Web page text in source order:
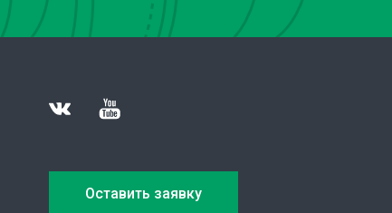
Оставить заявку